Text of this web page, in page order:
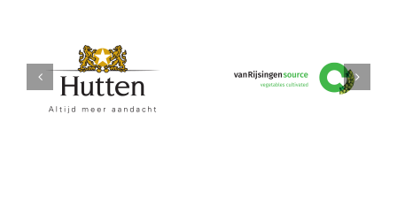
Hutten vanRijsingeningredients